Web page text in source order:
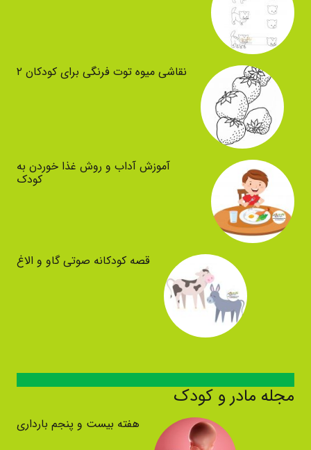
نقاشی میوه توت فرنگی برای کودکان ۲
آموزش آداب و روش غذا خوردن به
کودک
قصه کودکانه صوتی گاو و الاغ
مجله مادر و کودک
هفته بیست و پنجم بارداری